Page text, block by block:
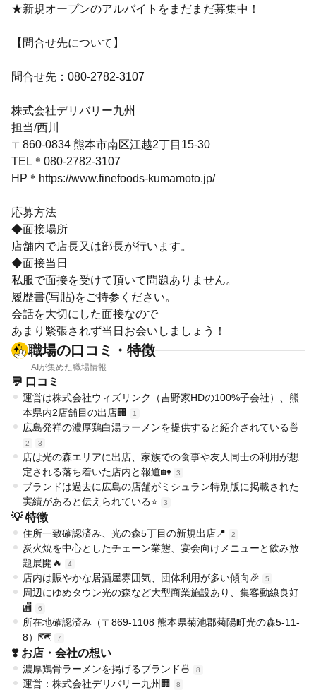
★新規オープンのアルバイトをまだまだ募集中！
【問合せ先について】
問合せ先：080-2782-3107
株式会社デリバリー九州
担当/西川
〒860-0834 熊本市南区江越2丁目15-30
TEL＊080-2782-3107
HP＊https://www.finefoods-kumamoto.jp/
応募方法
◆面接場所
店舗内で店長又は部長が行います。
◆面接当日
私服で面接を受けて頂いて問題ありません。
履歴書(写貼)をご持参ください。
会話を大切にした面接なので
あまり緊張されず当日お会いしましょう！
職場の口コミ・特徴
AIが集めた職場情報
💬 口コミ
運営は株式会社ウィズリンク（吉野家HDの100%子会社）、熊
本県内2店舗目の出店🏢
1
広島発祥の濃厚鶏白湯ラーメンを提供すると紹介されている🍜
2 3
店は光の森エリアに出店、家族での食事や友人同士の利用が想
定される落ち着いた店内と報道🏡
3
ブランドは過去に広島の店舗がミシュラン特別版に掲載された
実績があると伝えられている⭐
3
💡 特徴
住所一致確認済み、光の森5丁目の新規出店📍 2
炭火焼を中心としたチェーン業態、宴会向けメニューと飲み放
題展開🔥
4
店内は賑やかな居酒屋雰囲気、団体利用が多い傾向🎉 5
周辺にゆめタウン光の森など大型商業施設あり、集客動線良好
🏬
6
所在地確認済み（〒869-1108 熊本県菊池郡菊陽町光の森5-11-
8）🗺️
7
❣️ お店・会社の想い
濃厚鶏骨ラーメンを掲げるブランド🍜 8
運営：株式会社デリバリー九州🏢 8